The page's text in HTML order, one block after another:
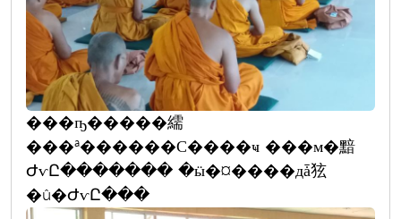
���ҧ�����繻
���ª������С����ҹ ���м�黯
ԺѵԸ������� �ӹ�¤����дǡ㹡
�û�ԺѵԸ���